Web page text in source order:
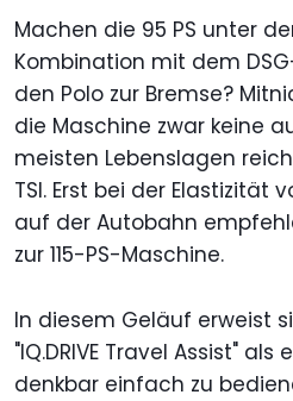
Machen die 95 PS unter
Kombination mit dem
den Polo zur Bremse?
die Maschine zwar keine
meisten Lebenslagen
TSI. Erst bei der Elastizität
auf der Autobahn
zur 115-PS-Maschine.
In diesem Geläuf erweist
"IQ.DRIVE Travel Assist" als
denkbar einfach zu